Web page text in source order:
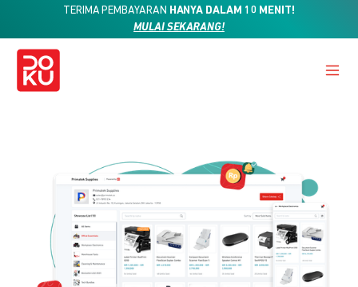
TERIMA PEMBAYARAN HANYA DALAM 10 MENIT!
MULAI SEKARANG!